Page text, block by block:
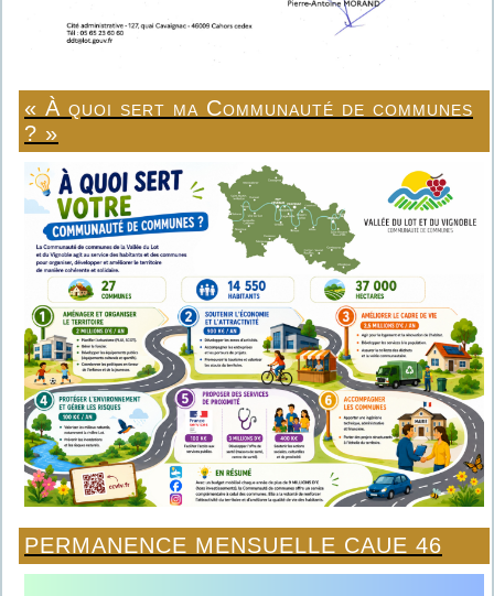
« À quoi sert ma Communauté de communes
? »
PERMANENCE MENSUELLE CAUE 46